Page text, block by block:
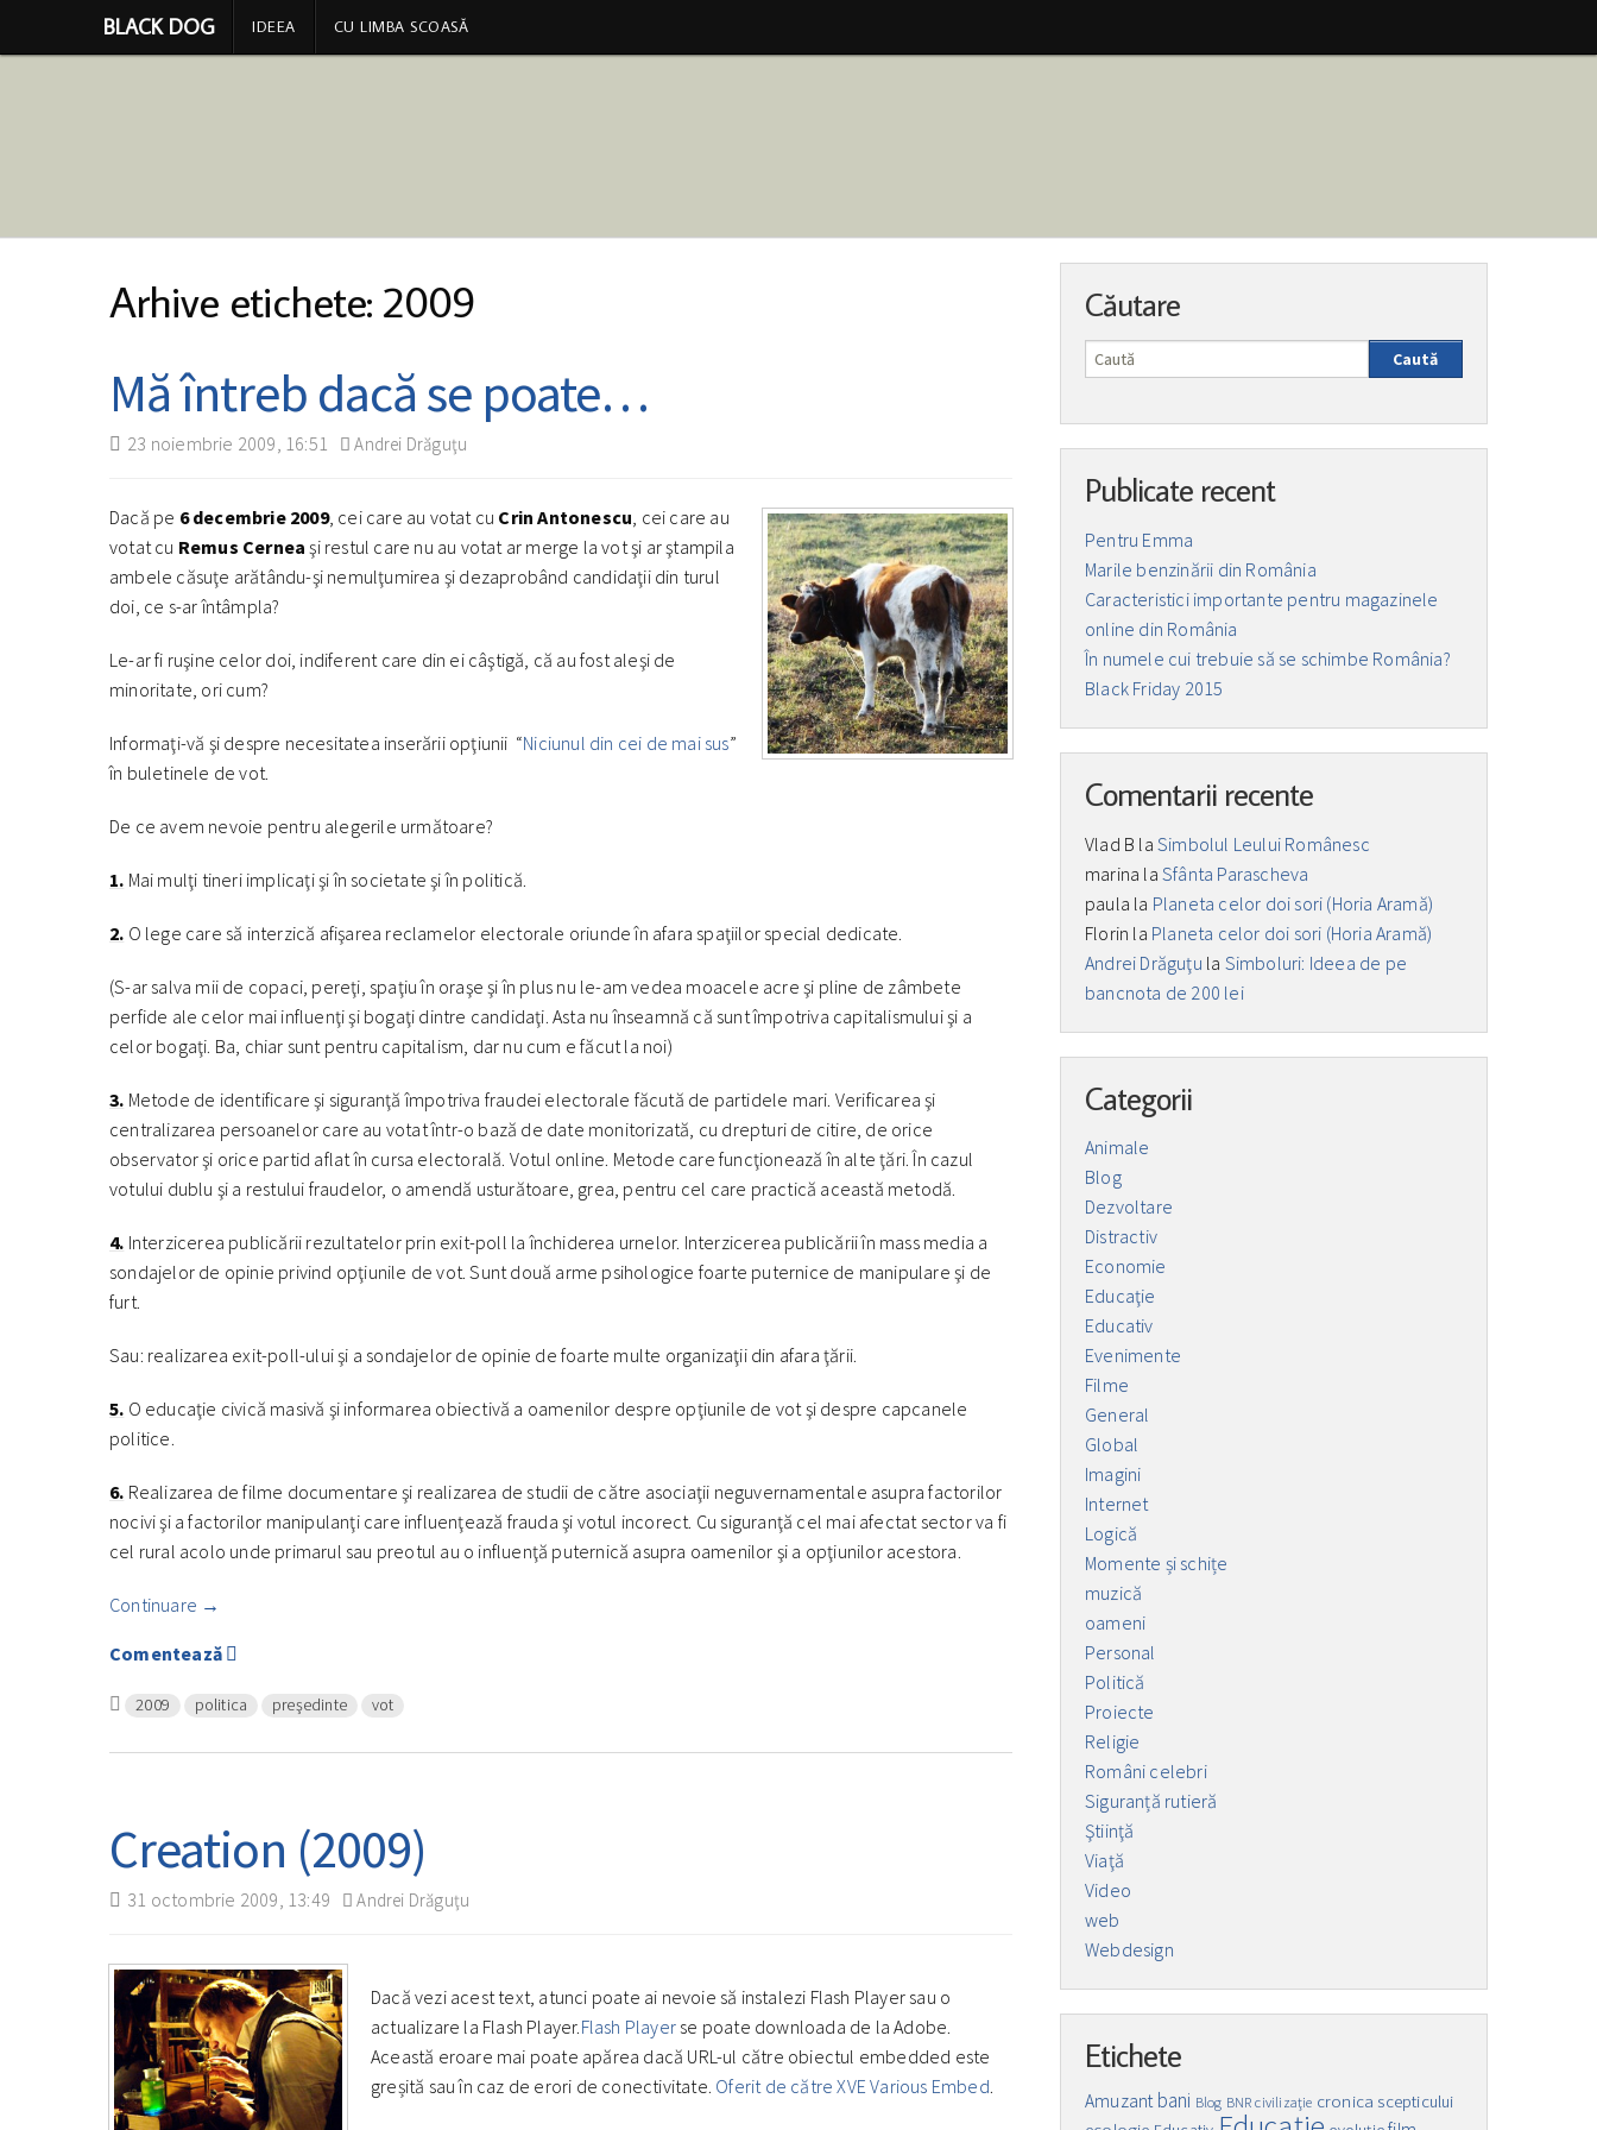
BLACK DOG IDEEA CU LIMBA SCOASĂ
Arhive etichete: 2009
Mă întreb dacă se poate…
23 noiembrie 2009, 16:51 Andrei Drăguţu
Dacă pe 6 decembrie 2009, cei care au votat cu Crin Antonescu , cei care au
votat cu Remus Cernea şi restul care nu au votat ar merge la vot şi ar ştampila
ambele căsuţe arătându-şi nemulţumirea şi dezaprobând candidaţii din turul
doi, ce s-ar întâmpla?
Le-ar fi ruşine celor doi, indiferent care din ei câştigă, că au fost aleşi de
minoritate, ori cum?
Informaţi-vă şi despre necesitatea inserării opţiunii “Niciunul din cei de mai sus”
în buletinele de vot.
De ce avem nevoie pentru alegerile următoare?
1. Mai mulţi tineri implicaţi şi în societate şi în politică.
2. O lege care să interzică afişarea reclamelor electorale oriunde în afara spaţiilor special dedicate.
(S-ar salva mii de copaci, pereţi, spaţiu în oraşe şi în plus nu le-am vedea moacele acre şi pline de zâmbete
perfide ale celor mai influenţi şi bogaţi dintre candidaţi. Asta nu înseamnă că sunt împotriva capitalismului şi a
celor bogaţi. Ba, chiar sunt pentru capitalism, dar nu cum e făcut la noi)
3. Metode de identificare şi siguranţă împotriva fraudei electorale făcută de partidele mari. Verificarea şi
centralizarea persoanelor care au votat într-o bază de date monitorizată, cu drepturi de citire, de orice
observator şi orice partid aflat în cursa electorală. Votul online. Metode care funcţionează în alte ţări. În cazul
votului dublu şi a restului fraudelor, o amendă usturătoare, grea, pentru cel care practică această metodă.
4. Interzicerea publicării rezultatelor prin exit-poll la închiderea urnelor. Interzicerea publicării în mass media a
sondajelor de opinie privind opţiunile de vot. Sunt două arme psihologice foarte puternice de manipulare şi de
furt.
Sau: realizarea exit-poll-ului şi a sondajelor de opinie de foarte multe organizaţii din afara ţării.
5. O educaţie civică masivă şi informarea obiectivă a oamenilor despre opţiunile de vot şi despre capcanele
politice.
6. Realizarea de filme documentare şi realizarea de studii de către asociaţii neguvernamentale asupra factorilor
nocivi şi a factorilor manipulanţi care influenţează frauda şi votul incorect. Cu siguranţă cel mai afectat sector va fi
cel rural acolo unde primarul sau preotul au o influenţă puternică asupra oamenilor şi a opţiunilor acestora.
Continuare →
Comentează
2009 politica preşedinte vot
Creation (2009)
31 octombrie 2009, 13:49 Andrei Drăguţu
Dacă vezi acest text, atunci poate ai nevoie să instalezi Flash Player sau o
actualizare la Flash Player.Flash Playerse poate downloada de la Adobe.
Această eroare mai poate apărea dacă URL-ul către obiectul embedded este
greșită sau în caz de erori de conectivitate. Oferit de către XVE Various Embed.
Căutare
Caută
Publicate recent
Pentru Emma
Marile benzinării din România
Caracteristici importante pentru magazinele
online din România
În numele cui trebuie să se schimbe România?
Black Friday 2015
Comentarii recente
Vlad B laSimbolul Leului Românesc
marina laSfânta Parascheva
paula la Planeta celor doi sori (Horia Aramă)
Florin la Planeta celor doi sori (Horia Aramă)
Andrei Drăguţu la Simboluri: Ideea de pe
bancnota de 200 lei
Categorii
Animale
Blog
Dezvoltare
Distractiv
Economie
Educaţie
Educativ
Evenimente
Filme
General
Global
Imagini
Internet
Logică
Momente și schițe
muzică
oameni
Personal
Politică
Proiecte
Religie
Români celebri
Siguranță rutieră
Ştiinţă
Viaţă
Video
web
Webdesign
Etichete
Amuzant bani Blog BNR civilizaţie cronica scepticului